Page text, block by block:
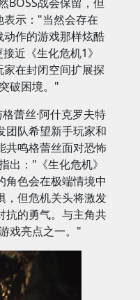
示："当然会存在
动作的游戏那样炫酷
近《生化危机1》
在封闭空间扩展探
破困境。"
蕾丝·阿什克罗夫特
团队希望新手玩家和
共鸣格蕾丝面对恐怖
出："《生化危机》
角色会在极端情境中
，但危机关头将激发
抗的勇气。与主角共
戏亮点之一。"